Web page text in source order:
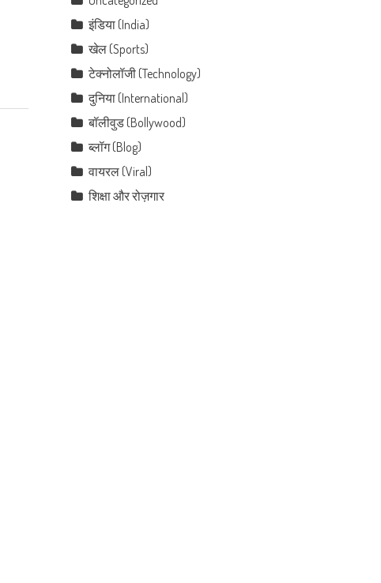
इंडिया (India)
खेल (Sports)
टेक्नोलॉजी (Technology)
दुनिया (International)
बॉलीवुड (Bollywood)
ब्लॉग (Blog)
वायरल (Viral)
शिक्षा और रोज़गार